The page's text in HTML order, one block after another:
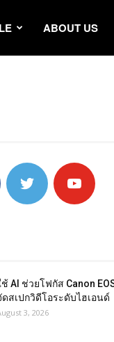
ABOUT US
ช้ AI ช่วยโฟกัส Canon
ดสเปกวิดีโอระดับไฮเอนด์
3, 2026